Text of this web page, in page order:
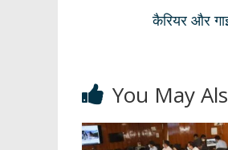
k
कैरियर और
You May